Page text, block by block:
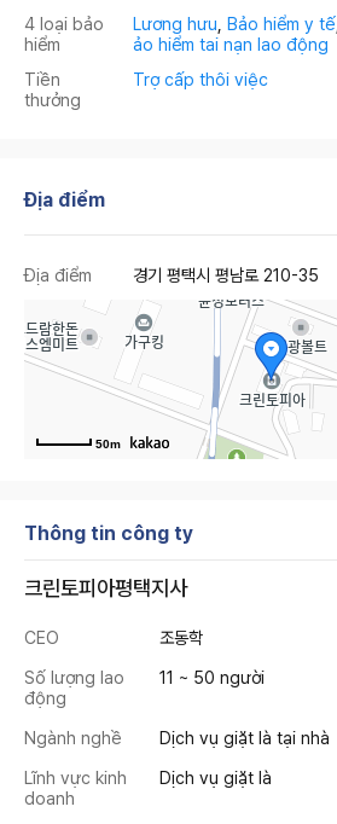
4 loại bảo
hiểm
Lương hưu Bảo hiểm y tế
ảo hiểm tai nạn lao động
Tiền
thưởng
Trợ cấp thôi việc
Địa điểm
Địa điểm 경기 평택시 평남로 210-35
50m
Thông tin công ty
크린토피아평택지사
CEO
조동학
Số lượng lao
động
11 ~ 50 người
Ngành nghề
Dịch vụ giặt là tại nhà
Lĩnh vực kinh
doanh
Dịch vụ giặt là